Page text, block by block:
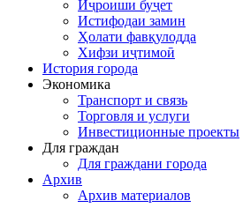
Иҷроиши буҷет
Истифодаи замин
Ҳолати фавқулодда
Хифзи иҷтимоӣ
История города
Экономика
Транспорт и связь
Торговля и услуги
Инвестиционные проекты
Для граждан
Для граждани города
Архив
Архив материалов